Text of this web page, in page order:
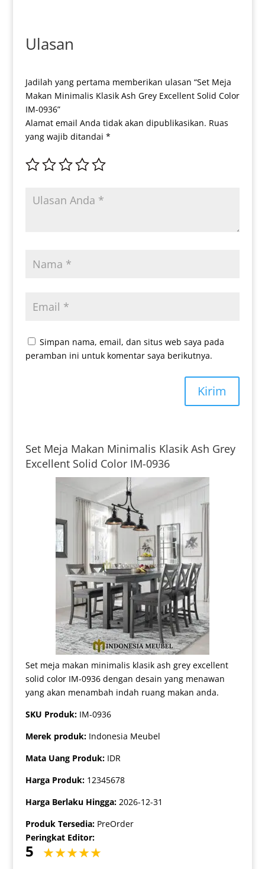
Ulasan
Jadilah yang pertama memberikan ulasan “Set Meja
Makan Minimalis Klasik Ash Grey Excellent Solid Color
IM-0936”
Alamat email Anda tidak akan dipublikasikan. Ruas
yang wajib ditandai *
Simpan nama, email, dan situs web saya pada
peramban ini untuk komentar saya berikutnya.
Kirim
Set Meja Makan Minimalis Klasik Ash Grey
Excellent Solid Color IM-0936
Set meja makan minimalis klasik ash grey excellent
solid color IM-0936 dengan desain yang menawan
yang akan menambah indah ruang makan anda.
SKU Produk: IM-0936
Merek produk: Indonesia Meubel
Mata Uang Produk: IDR
Harga Produk: 12345678
Harga Berlaku Hingga: 2026-12-31
Produk Tersedia: PreOrder
Peringkat Editor:
5